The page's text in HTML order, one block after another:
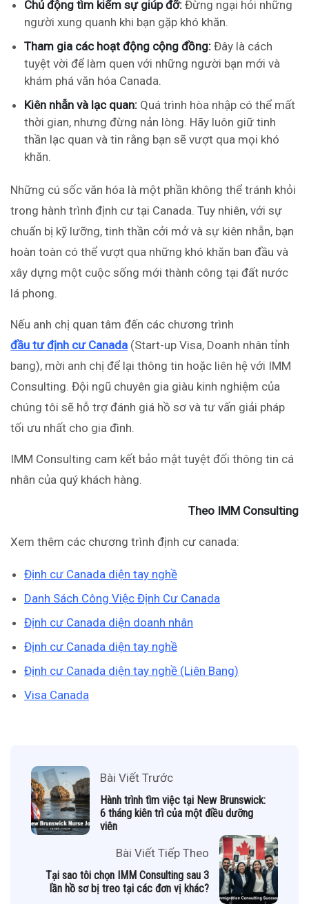
Chủ động tìm kiếm sự giúp đỡ: Đừng ngại hỏi những
người xung quanh khi bạn gặp khó khăn.
Tham gia các hoạt động cộng đồng: Đây là cách
tuyệt vời để làm quen với những người bạn mới và
khám phá văn hóa Canada.
Kiên nhẫn và lạc quan: Quá trình hòa nhập có thể mất
thời gian, nhưng đừng nản lòng. Hãy luôn giữ tinh
thần lạc quan và tin rằng bạn sẽ vượt qua mọi khó
khăn.
Những cú sốc văn hóa là một phần không thể tránh khỏi
trong hành trình định cư tại Canada. Tuy nhiên, với sự
chuẩn bị kỹ lưỡng, tinh thần cởi mở và sự kiên nhẫn, bạn
hoàn toàn có thể vượt qua những khó khăn ban đầu và
xây dựng một cuộc sống mới thành công tại đất nước
lá phong.
Nếu anh chị quan tâm đến các chương trình
đầu tư định cư Canada (Start-up Visa, Doanh nhân tỉnh
bang), mời anh chị để lại thông tin hoặc liên hệ với IMM
Consulting. Đội ngũ chuyên gia giàu kinh nghiệm của
chúng tôi sẽ hỗ trợ đánh giá hồ sơ và tư vấn giải pháp
tối ưu nhất cho gia đình.
IMM Consulting cam kết bảo mật tuyệt đối thông tin cá
nhân của quý khách hàng.
Theo IMM Consulting
Xem thêm các chương trình định cư canada:
Định cư Canada diện tay nghề
Danh Sách Công Việc Định Cư Canada
Định cư Canada diện doanh nhân
Định cư Canada diện tay nghề
Định cư Canada diện tay nghề (Liên Bang)
Visa Canada
Bài Viết Trước
Hành trình tìm việc tại New Brunswick:
6 tháng kiên trì của một điều dưỡng
viên
Bài Viết Tiếp Theo
Tại sao tôi chọn IMM Consulting sau 3
lần hồ sơ bị treo tại các đơn vị khác?